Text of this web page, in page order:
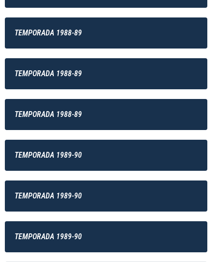
TEMPORADA 1988-89
TEMPORADA 1988-89
TEMPORADA 1988-89
TEMPORADA 1989-90
TEMPORADA 1989-90
TEMPORADA 1989-90